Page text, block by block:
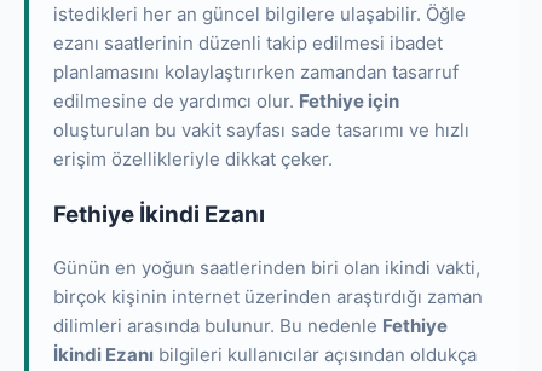
istedikleri her an güncel bilgilere ulaşabilir. Öğle
ezanı saatlerinin düzenli takip edilmesi ibadet
planlamasını kolaylaştırırken zamandan tasarruf
edilmesine de yardımcı olur. Fethiye için
oluşturulan bu vakit sayfası sade tasarımı ve hızlı
erişim özellikleriyle dikkat çeker.
Fethiye İkindi Ezanı
Günün en yoğun saatlerinden biri olan ikindi vakti,
birçok kişinin internet üzerinden araştırdığı zaman
dilimleri arasında bulunur. Bu nedenle Fethiye
İkindi Ezanı bilgileri kullanıcılar açısından oldukça